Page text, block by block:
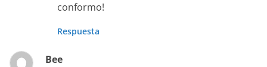
conformo!
Respuesta
Bee